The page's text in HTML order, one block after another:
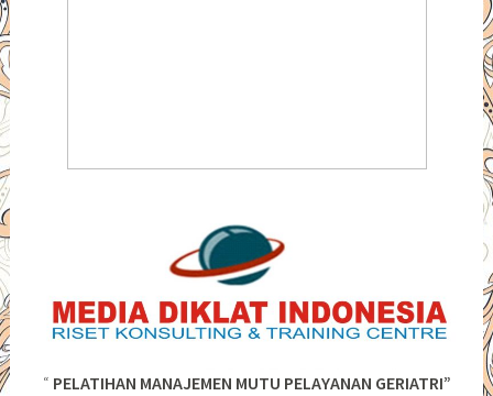
“ PELATIHAN MANAJEMEN MUTU PELAYANAN GERIATRI”